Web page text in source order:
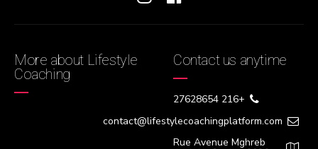
Contact us anytime
+216 27628654
contact@lifestylecoachingplatform.com
Rue Avenue Mghreb
More about Lifestyle
Coaching